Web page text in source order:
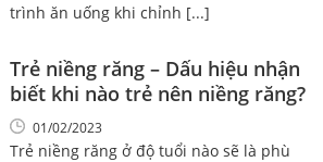
trình ăn uống khi chỉnh [...]
Trẻ niềng răng – Dấu hiệu nhận
biết khi nào trẻ nên niềng răng?
01/02/2023
Trẻ niềng răng ở độ tuổi nào sẽ là phù